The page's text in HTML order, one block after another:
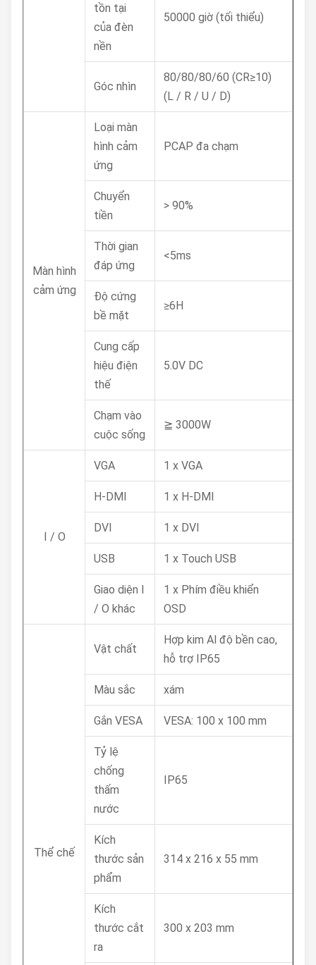
tồn tại
của đèn
nền
50000 giờ (tối thiểu)
Góc nhìn
80/80/80/60 (CR≥10)
(L / R / U / D)
Màn hình
cảm ứng
Loại màn
hình cảm
ứng
PCAP đa chạm
Chuyển
tiền
> 90%
Thời gian
đáp ứng
<5ms
Độ cứng
bề mặt
≥6H
Cung cấp
hiệu điện
thế
5.0V DC
Chạm vào
cuộc sống
≧ 3000W
I / O
VGA 1 x VGA
H-DMI 1 x H-DMI
DVI 1 x DVI
USB 1 x Touch USB
Giao diện I
/ O khác
1 x Phím điều khiển
OSD
Thể chế
Vật chất
Hợp kim Al độ bền cao,
hỗ trợ IP65
Màu sắc xám
Gắn VESA VESA: 100 x 100 mm
Tỷ lệ
chống
thấm
nước
IP65
Kích
thước sản
phẩm
314 x 216 x 55 mm
Kích
thước cắt
ra
300 x 203 mm